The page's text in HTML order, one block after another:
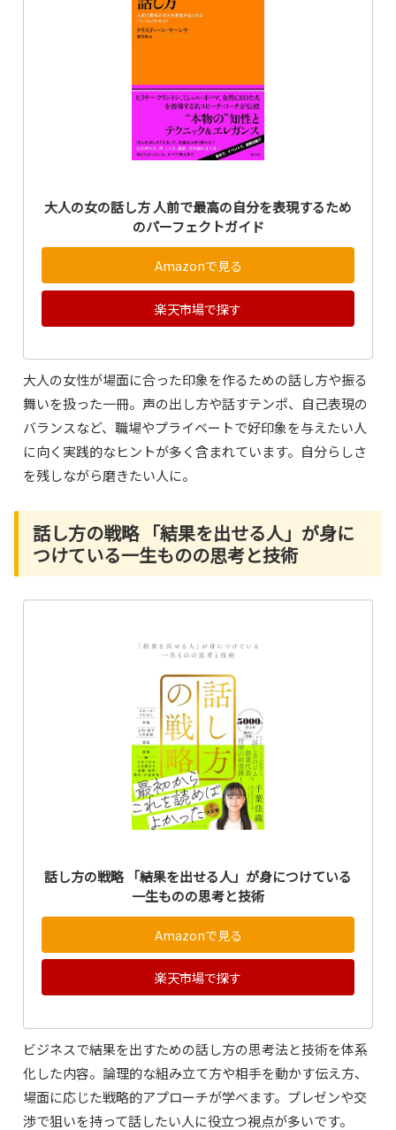
大人の女の話し方 人前で最高の自分を表現するため
のパーフェクトガイド
Amazonで見る
楽天市場で探す
大人の女性が場面に合った印象を作るための話し方や振る
舞いを扱った一冊。声の出し方や話すテンポ、自己表現の
バランスなど、職場やプライベートで好印象を与えたい人
に向く実践的なヒントが多く含まれています。自分らしさ
を残しながら磨きたい人に。
話し方の戦略 「結果を出せる人」が身に
つけている一生ものの思考と技術
話し方の戦略 「結果を出せる人」が身につけている
一生ものの思考と技術
Amazonで見る
楽天市場で探す
ビジネスで結果を出すための話し方の思考法と技術を体系
化した内容。論理的な組み立て方や相手を動かす伝え方、
場面に応じた戦略的アプローチが学べます。プレゼンや交
渉で狙いを持って話したい人に役立つ視点が多いです。